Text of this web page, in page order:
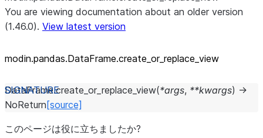
You are viewing documentation about an older version
(1.46.0). View latest version
modin.pandas.DataFrame.create_ or_ replace_ view
DataFrame.create_or_replace_view(*args, **kwargs) →
NoReturn [source]
このページは役に立ちましたか?